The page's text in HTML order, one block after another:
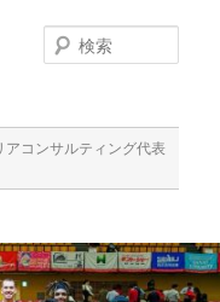
コンサルティング代表
索